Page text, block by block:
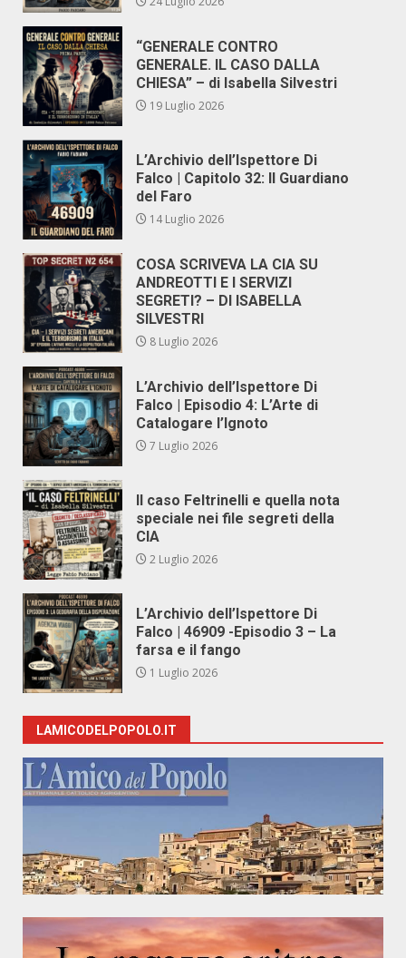
“GENERALE CONTRO
GENERALE. IL CASO DALLA
CHIESA” – di Isabella Silvestri
19 Luglio 2026
L’Archivio dell’Ispettore Di
Falco | Capitolo 32: Il Guardiano
del Faro
14 Luglio 2026
COSA SCRIVEVA LA CIA SU
ANDREOTTI E I SERVIZI
SEGRETI? – DI ISABELLA
SILVESTRI
8 Luglio 2026
L’Archivio dell’Ispettore Di
Falco | Episodio 4: L’Arte di
Catalogare l’Ignoto
7 Luglio 2026
Il caso Feltrinelli e quella nota
speciale nei file segreti della
CIA
2 Luglio 2026
L’Archivio dell’Ispettore Di
Falco | 46909 -Episodio 3 – La
farsa e il fango
1 Luglio 2026
LAMICODELPOPOLO.IT